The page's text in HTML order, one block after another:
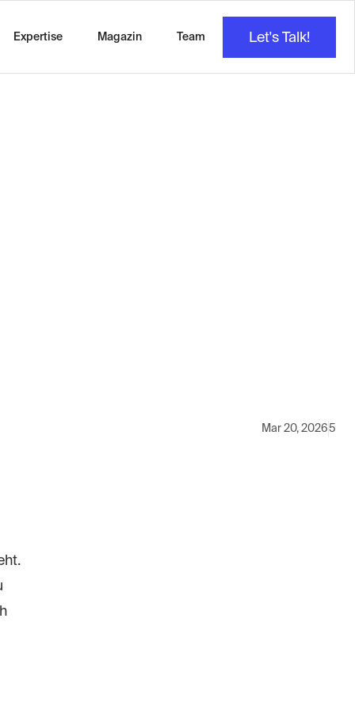
Expertise Magazin Team Let's Talk!
Mar 20, 20265